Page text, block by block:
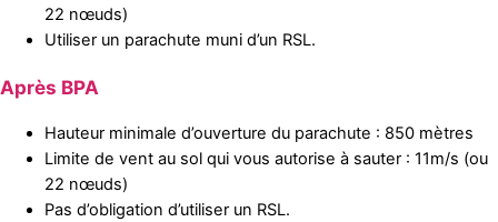
22 nœuds)
Utiliser un parachute muni d’un RSL.
Après BPA
Hauteur minimale d’ouverture du parachute : 850 mètres
Limite de vent au sol qui vous autorise à sauter : 11m/s (ou
22 nœuds)
Pas d’obligation d’utiliser un RSL.